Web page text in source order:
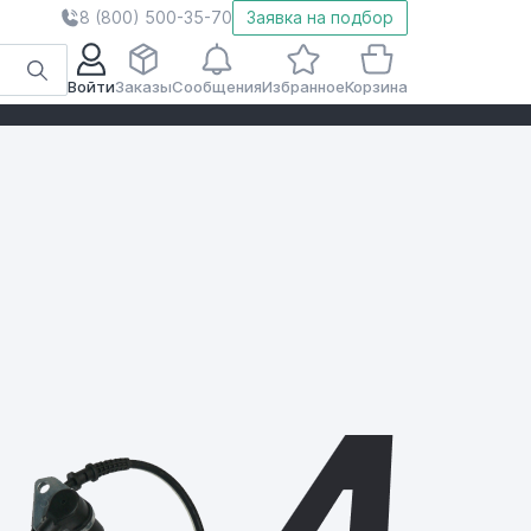
8 (800) 500-35-70 Заявка на подбор
ВойтиЗаказыСообщенияИзбранноеКорзина